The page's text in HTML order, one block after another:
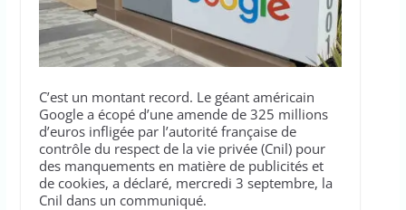
C’est un montant record. Le géant américain
Google a écopé d’une amende de 325 millions
d’euros infligée par l’autorité française de
contrôle du respect de la vie privée (Cnil) pour
des manquements en matière de publicités et
de cookies, a déclaré, mercredi 3 septembre, la
Cnil dans un communiqué.